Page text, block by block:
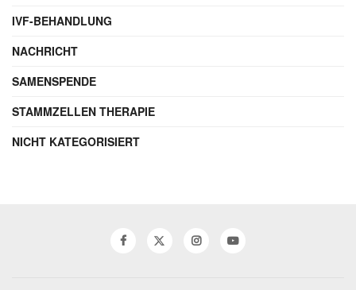
IVF-BEHANDLUNG
NACHRICHT
SAMENSPENDE
STAMMZELLEN THERAPIE
NICHT KATEGORISIERT